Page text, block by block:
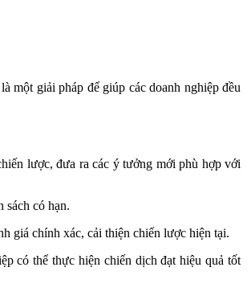
một giải pháp để giúp các doanh nghiệp đều
lược, đưa ra các ý tưởng mới phù hợp với
sách có hạn.
giá chính xác, cải thiện chiến lược hiện tại.
có thể thực hiện chiến dịch đạt hiệu quả tốt